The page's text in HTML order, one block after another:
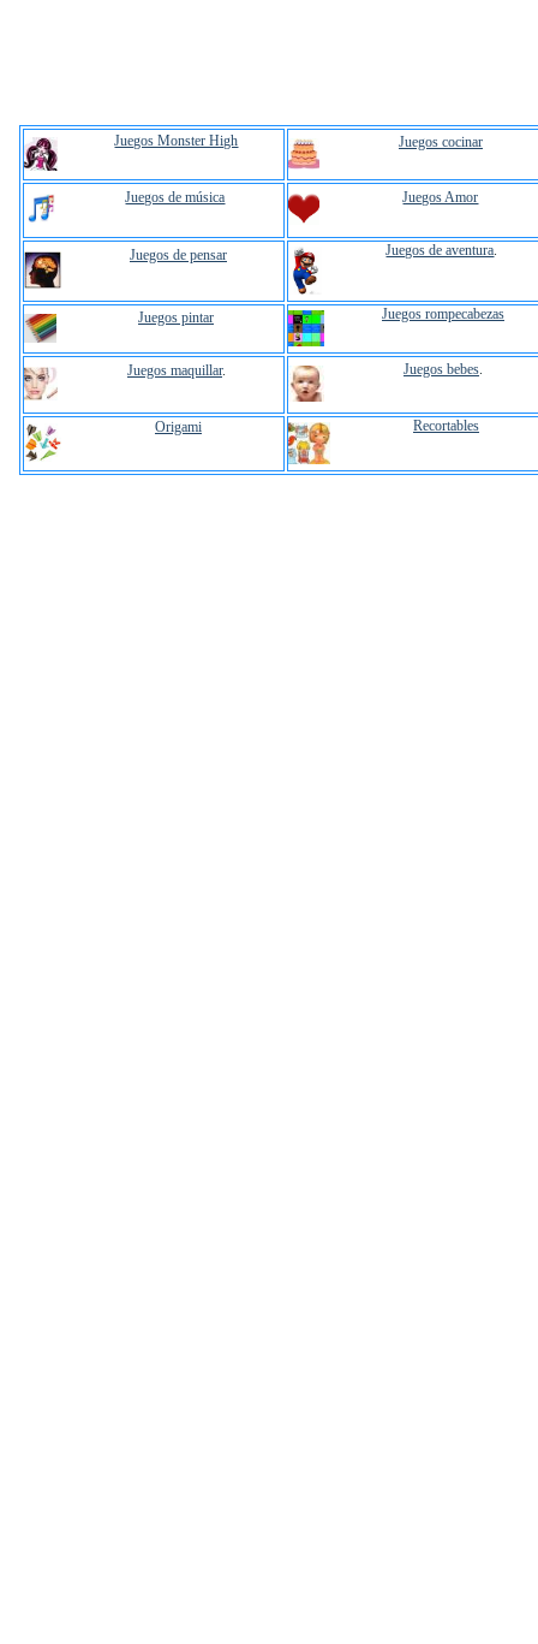
Juegos Monster High Juegos cocinar
Juegos de música Juegos Amor
Juegos de pensar Juegos de aventura.
Juegos pintar Juegos rompecabezas
Juegos maquillar. Juegos bebes.
Origami Recortables